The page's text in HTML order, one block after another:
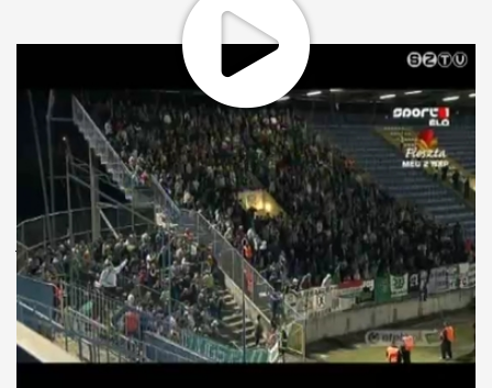
Az élvonalbeli labdarúgó bajnokság 20. játéknapján nyugat-
magyarországi rangadót rendeztek, ugyanis Zalaegerszegen
lépett pályára a Haladás Sopron Bank gárdája. A
szombathelyiek a 10., míg a hazaiak az utolsó, azaz a 16.
helyről várták a mérkőzést. A találkozóra több mint 6 ezer
szurkoló látogatott ki, így aztán remek hangulatban
kezdődhetett az összecsapás. A derbit a Haladás nyitotta
jobban: a 13. percben Halmosi egy 18 méteres óriási
szabadrúgásgóllal szerzett előnyt a vasiaknak. A Rohonci
útiak nem álltak le 1:0-ás vezetésük tudatában és továbbra is
támadásban maradtak, aminek köszönhetően Radónak két
óriási ziccere is lett, ám a fiatal támadó előbb kapu mellé lőtte
Oross forintos átadását, majd nem sokkal később Jahics